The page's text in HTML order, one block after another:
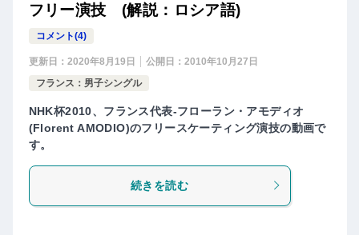
フリー演技 (解説：ロシア語)
コメント(4)
更新日： 2020年8月19日 公開日： 2010年10月27日
フランス：男子シングル
NHK杯2010、フランス代表-フローラン・アモディオ
(Florent AMODIO)のフリースケーティング演技の動画で
す。
続きを読む